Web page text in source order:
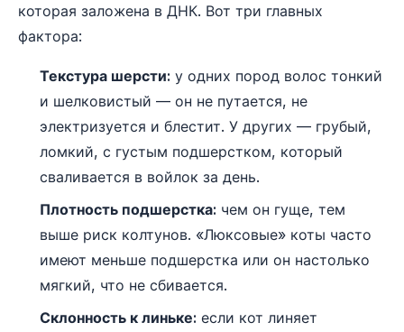
которая заложена в ДНК. Вот три главных
фактора:
Текстура шерсти: у одних пород волос тонкий
и шелковистый — он не путается, не
электризуется и блестит. У других — грубый,
ломкий, с густым подшерстком, который
сваливается в войлок за день.
Плотность подшерстка: чем он гуще, тем
выше риск колтунов. «Люксовые» коты часто
имеют меньше подшерстка или он настолько
мягкий, что не сбивается.
Склонность к линьке: если кот линяет